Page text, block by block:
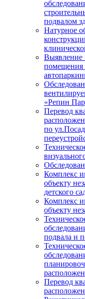
подвалом
Натурное
Выявление
помещения
«Репин
Перевод
по
Комплекс
объекту
детского
Комплекс
объекту
подвала и
Перевод